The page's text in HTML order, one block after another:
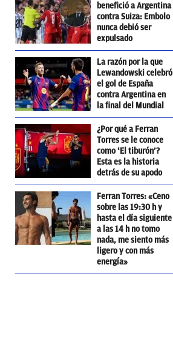
benefició a Argentina
contra Suiza: Embolo
nunca debió ser
expulsado
La razón por la que
Lewandowski celebró
el gol de España
contra Argentina en
la final del Mundial
¿Por qué a Ferran
Torres se le conoce
como ‘El tiburón’?
Esta es la historia
detrás de su apodo
Ferran Torres: «Ceno
sobre las 19:30 h y
hasta el día siguiente
a las 14 h no tomo
nada, me siento más
ligero y con más
energía»